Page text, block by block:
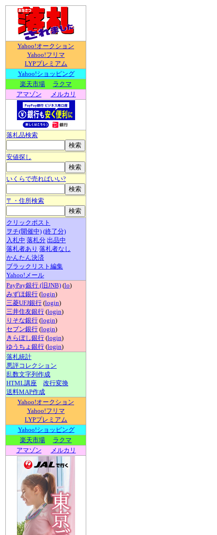
Yahoo!オークション
Yahoo!フリマ
LYPプレミアム
Yahoo!ショッピング
楽天市場
ラクマ
アマゾン
メルカリ
落札品検索
安値探し
いくらで売ればいい?
〒・住所検索
クリックポスト
ヲチ(開催中) (終了分)
入札中 落札分 出品中
落札者あり 落札者なし
かんたん決済
ブラックリスト編集
Yahoo!メール
PayPay銀行 (旧JNB) (lo)
みずほ銀行 (login)
三菱UFJ銀行 (login)
三井住友銀行 (login)
りそな銀行 (login)
セブン銀行 (login)
きらぼし銀行 (login)
ゆうちょ銀行 (login)
落札統計
悪評コレクション
乱数文字列作成
HTML講座
改行変換
送料MAP作成
Yahoo!オークション
Yahoo!フリマ
LYPプレミアム
Yahoo!ショッピング
楽天市場
ラクマ
アマゾン
メルカリ